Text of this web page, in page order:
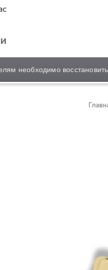
необходимо восстановить